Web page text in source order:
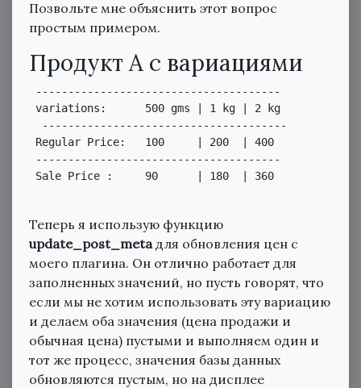
Позвольте мне объяснить этот вопрос
простым примером.
Продукт А с вариациями
--------------------------------------
variations:      500 gms | 1 kg | 2 kg
  --------------------------------------
Regular Price:   100     | 200  | 400
--------------------------------------
Sale Price :     90      | 180  | 360
Теперь я использую функцию
update_post_metaдля обновления цен с
моего плагина. Он отлично работает для
заполненных значений, но пусть говорят, что
если мы не хотим использовать эту вариацию
и делаем оба значения (цена продажи и
обычная цена) пустыми и выполняем один и
тот же процесс, значения базы данных
обновляются пустым, но на дисплее